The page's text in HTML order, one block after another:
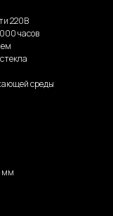
220В
часов
среды
мм